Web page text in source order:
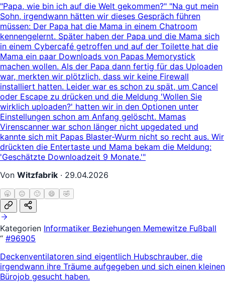
"Papa, wie bin ich auf die Welt gekommen?" "Na gut mein
Sohn, irgendwann hätten wir dieses Gespräch führen
müssen: Der Papa hat die Mama in einem Chatroom
kennengelernt. Später haben der Papa und die Mama sich
in einem Cybercafé getroffen und auf der Toilette hat die
Mama ein paar Downloads von Papas Memorystick
machen wollen. Als der Papa dann fertig für das Uploaden
war, merkten wir plötzlich, dass wir keine Firewall
installiert hatten. Leider war es schon zu spät, um Cancel
oder Escape zu drücken und die Meldung 'Wollen Sie
wirklich uploaden?' hatten wir in den Optionen unter
Einstellungen schon am Anfang gelöscht. Mamas
Virenscanner war schon länger nicht upgedated und
kannte sich mit Papas Blaster-Wurm nicht so recht aus. Wir
drückten die Entertaste und Mama bekam die Meldung:
'Geschätzte Downloadzeit 9 Monate.'"
Von Witzfabrik · 29.04.2026
🥱 😐 🙂 😄 🤣
Kategorien Informatiker Beziehungen Memewitze Fußball
“ #96905
Deckenventilatoren sind eigentlich Hubschrauber, die
irgendwann ihre Träume aufgegeben und sich einen kleinen
Bürojob gesucht haben.